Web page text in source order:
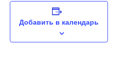
Добавить в календарь